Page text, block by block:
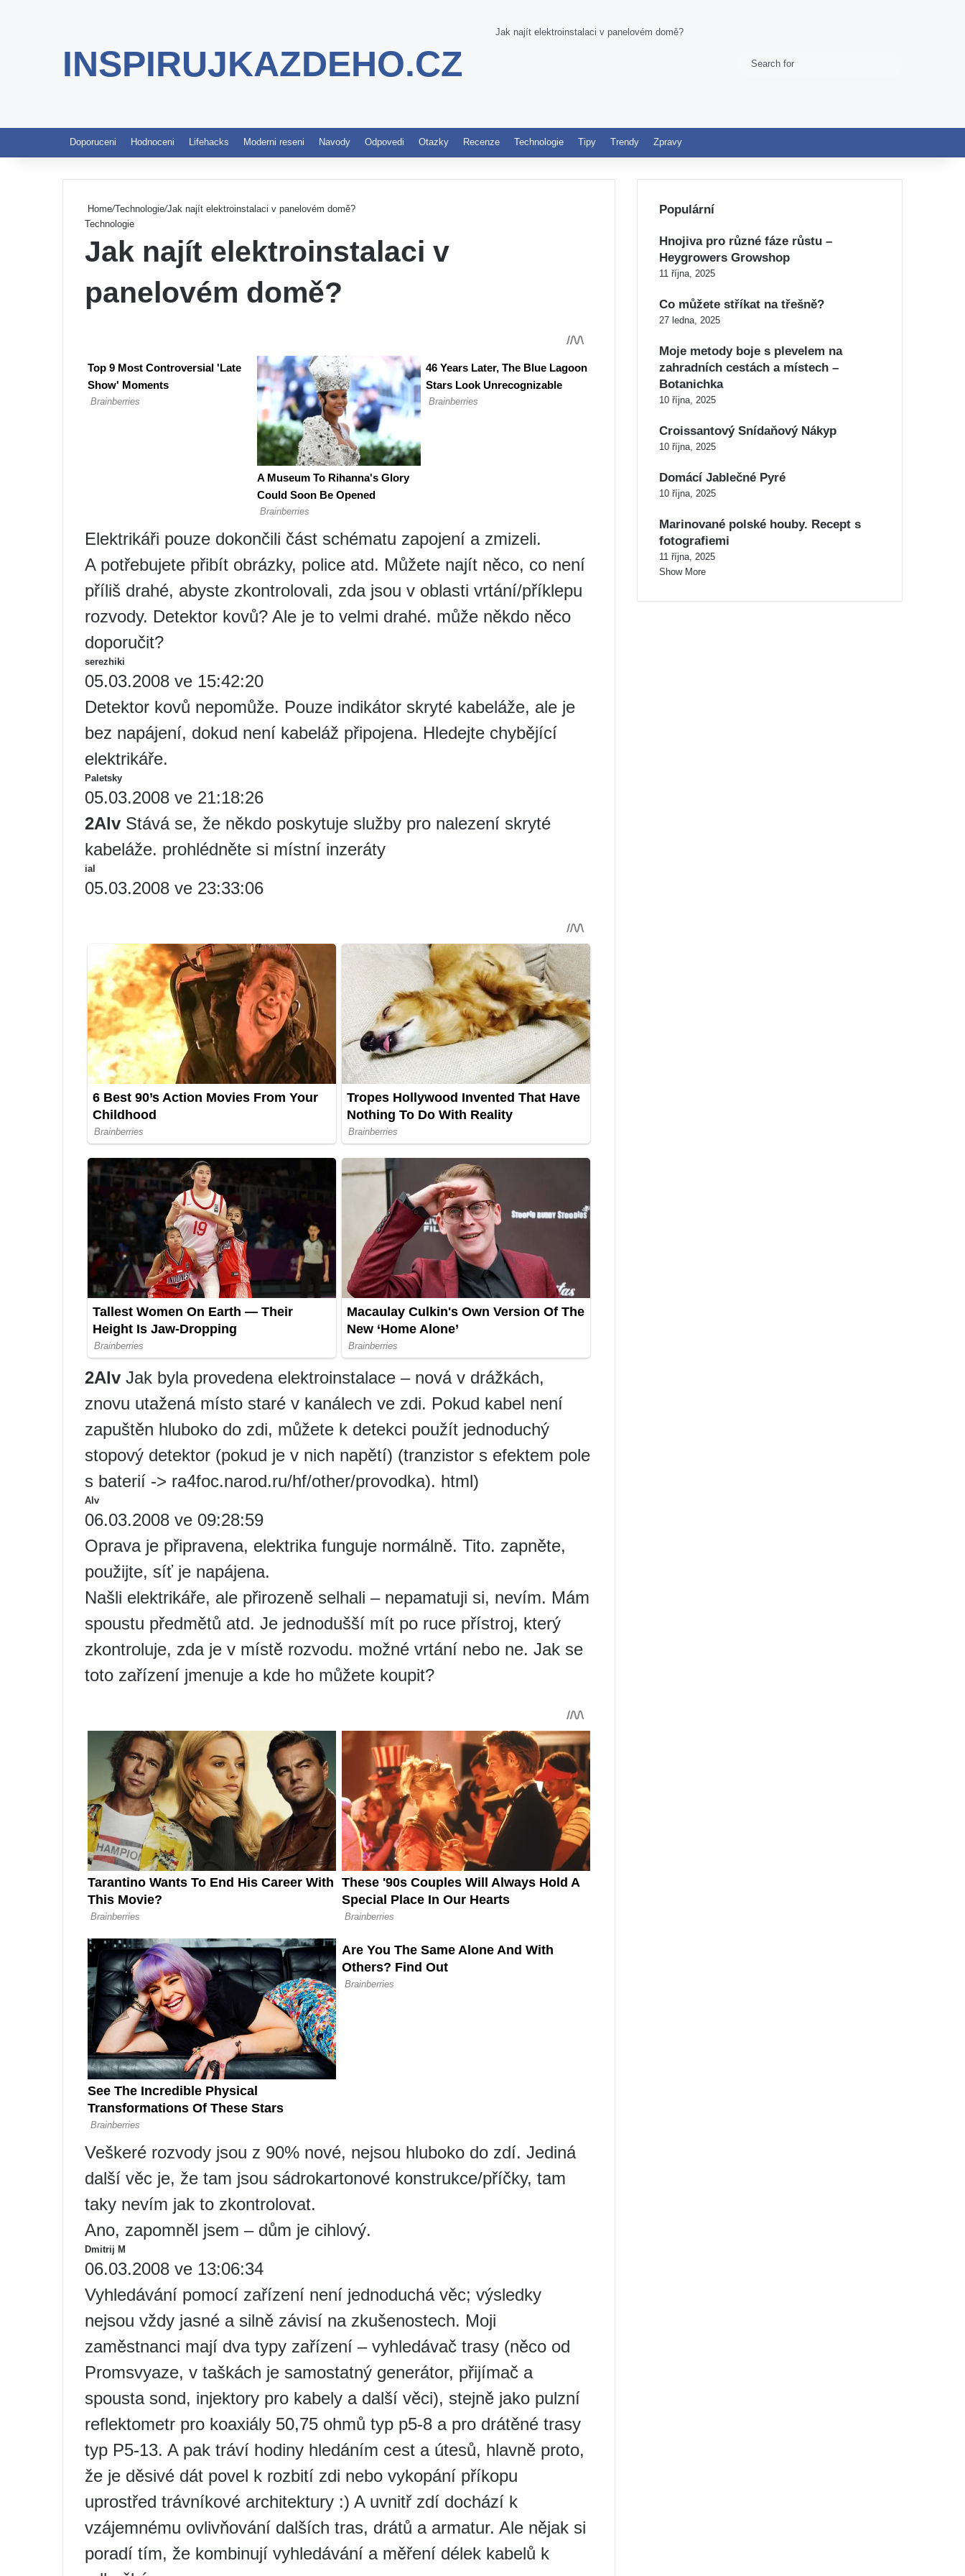
INSPIRUJKAZDEHO.CZ
Jak najít elektroinstalaci v panelovém domě?
Switch skin
Doporuceni Hodnoceni Lifehacks Moderni reseni Navody Odpovedi Otazky Recenze Technologie Tipy Trendy Zpravy
Home/Technologie/Jak najít elektroinstalaci v panelovém domě?
Technologie
Jak najít elektroinstalaci v
panelovém domě?
Elektrikáři pouze dokončili část schématu zapojení a zmizeli.
A potřebujete přibít obrázky, police atd. Můžete najít něco, co není
příliš drahé, abyste zkontrolovali, zda jsou v oblasti vrtání/příklepu
rozvody. Detektor kovů? Ale je to velmi drahé. může někdo něco
doporučit?
serezhiki
05.03.2008 ve 15:42:20
Detektor kovů nepomůže. Pouze indikátor skryté kabeláže, ale je
bez napájení, dokud není kabeláž připojena. Hledejte chybějící
elektrikáře.
Paletsky
05.03.2008 ve 21:18:26
2Alv Stává se, že někdo poskytuje služby pro nalezení skryté
kabeláže. prohlédněte si místní inzeráty
ial
05.03.2008 ve 23:33:06
2Alv Jak byla provedena elektroinstalace – nová v drážkách,
znovu utažená místo staré v kanálech ve zdi. Pokud kabel není
zapuštěn hluboko do zdi, můžete k detekci použít jednoduchý
stopový detektor (pokud je v nich napětí) (tranzistor s efektem pole
s baterií -> ra4foc.narod.ru/hf/other/provodka). html)
Alv
06.03.2008 ve 09:28:59
Oprava je připravena, elektrika funguje normálně. Tito. zapněte,
použijte, síť je napájena.
Našli elektrikáře, ale přirozeně selhali – nepamatuji si, nevím. Mám
spoustu předmětů atd. Je jednodušší mít po ruce přístroj, který
zkontroluje, zda je v místě rozvodu. možné vrtání nebo ne. Jak se
toto zařízení jmenuje a kde ho můžete koupit?
Veškeré rozvody jsou z 90% nové, nejsou hluboko do zdí. Jediná
další věc je, že tam jsou sádrokartonové konstrukce/příčky, tam
taky nevím jak to zkontrolovat.
Ano, zapomněl jsem – dům je cihlový.
Dmitrij M
06.03.2008 ve 13:06:34
Vyhledávání pomocí zařízení není jednoduchá věc; výsledky
nejsou vždy jasné a silně závisí na zkušenostech. Moji
zaměstnanci mají dva typy zařízení – vyhledávač trasy (něco od
Promsvyaze, v taškách je samostatný generátor, přijímač a
spousta sond, injektory pro kabely a další věci), stejně jako pulzní
reflektometr pro koaxiály 50,75 ohmů typ p5-8 a pro drátěné trasy
typ P5-13. A pak tráví hodiny hledáním cest a útesů, hlavně proto,
že je děsivé dát povel k rozbití zdi nebo vykopání příkopu
uprostřed trávníkové architektury :) A uvnitř zdí dochází k
vzájemnému ovlivňování dalších tras, drátů a armatur. Ale nějak si
poradí tím, že kombinují vyhledávání a měření délek kabelů k
Populární
Hnojiva pro různé fáze růstu –
Heygrowers Growshop
11 října, 2025
Co můžete stříkat na třešně?
27 ledna, 2025
Moje metody boje s plevelem na
zahradních cestách a místech –
Botanichka
10 října, 2025
Croissantový Snídaňový Nákyp
10 října, 2025
Domácí Jablečné Pyré
10 října, 2025
Marinované polské houby. Recept s
fotografiemi
11 října, 2025
Show More